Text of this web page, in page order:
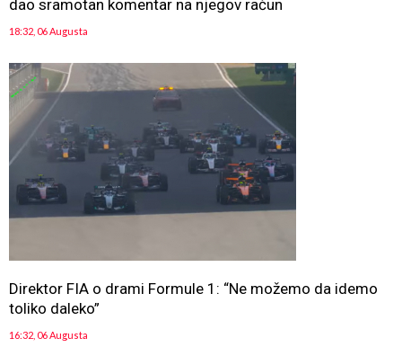
dao sramotan komentar na njegov račun
18:32, 06 Augusta
Direktor FIA o drami Formule 1: “Ne možemo da idemo
toliko daleko”
16:32, 06 Augusta